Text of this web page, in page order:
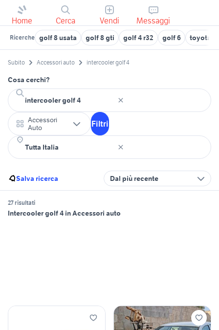
Home Cerca Vendi Messaggi
Ricerche golf 8 usata golf 8 gti golf 4 r32 golf 6 toyota
Subito Accessori auto intercooler golf 4
Cosa cerchi?
Accessori
Auto
Filtri
Salva ricerca Dal più recente
27 risultati
Intercooler golf 4 in Accessori auto